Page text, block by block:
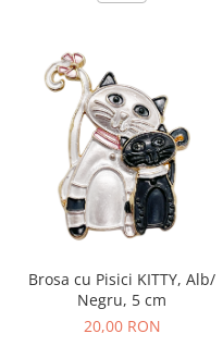
Brosa cu Pisici KITTY, Alb/
Negru, 5 cm
20,00 RON